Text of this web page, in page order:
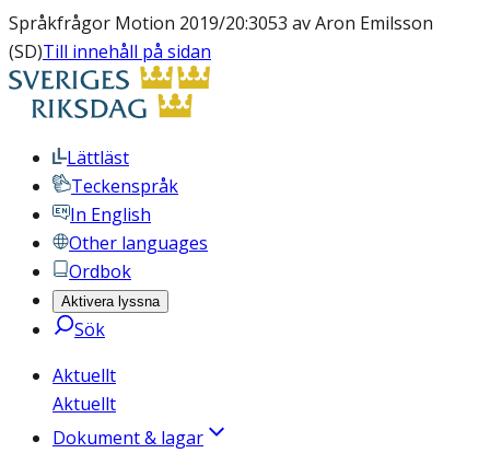
Språkfrågor Motion 2019/20:3053 av Aron Emilsson
(SD)Till innehåll på sidan
Lättläst
Teckenspråk
In English
Other languages
Ordbok
Aktivera lyssna
Sök
Aktuellt
Aktuellt
Dokument & lagar